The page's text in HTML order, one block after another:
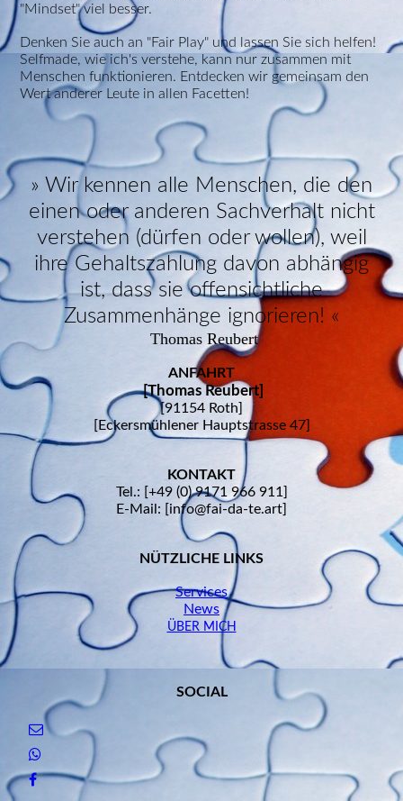
"Mindset" viel besser.
Denken Sie auch an "Fair Play" und lassen Sie sich helfen!
Selfmade, wie ich's verstehe, kann nur zusammen mit
Menschen funktionieren. Entdecken wir gemeinsam den
Wert anderer Leute in allen Facetten!
» Wir kennen alle Menschen, die den
einen oder anderen Sachverhalt nicht
verstehen (dürfen oder wollen), weil
ihre Gehaltszahlung davon abhängig
ist, dass sie offensichtliche
Zusammenhänge ignorieren! «
Thomas Reubert
ANFAHRT
[Thomas Reubert]
[91154 Roth]
[Eckersmühlener Hauptstrasse 47]
KONTAKT
Tel.: [+49 (0) 9171 966 911]
E-Mail: [info@fai-da-te.art]
NÜTZLICHE LINKS
Services
News
ÜBER MICH
SOCIAL